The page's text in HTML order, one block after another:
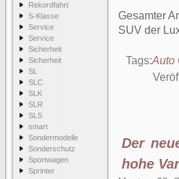
Rekordfahrt
S-Klasse
Service
Service
Sicherheit
Sicherheit
SL
SLC
SLK
SLR
SLS
smart
Sondermodelle
Sonderschutz
Sportwagen
Sprinter
Gesamter
SUV der
Tags:Auto
Der
hohe